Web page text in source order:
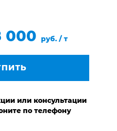
000 руб. / т
или консультации
по телефону